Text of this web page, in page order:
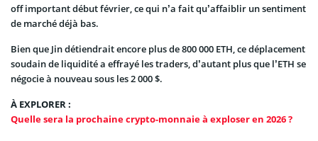
off important début février, ce qui n’a fait qu’affaiblir un sentiment
de marché déjà bas.
Bien que Jin détiendrait encore plus de 800 000 ETH, ce déplacement
soudain de liquidité a effrayé les traders, d’autant plus que l’ETH se
négocie à nouveau sous les 2 000 $.
À EXPLORER :
Quelle sera la prochaine crypto-monnaie à exploser en 2026 ?